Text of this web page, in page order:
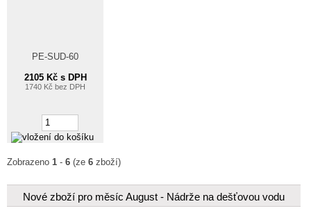
PE-SUD-60
2105 Kč s DPH
1740 Kč bez DPH
Zobrazeno 1 -6 (ze6 zboží)
Nové zboží pro měsíc August - Nádrže na dešťovou vodu